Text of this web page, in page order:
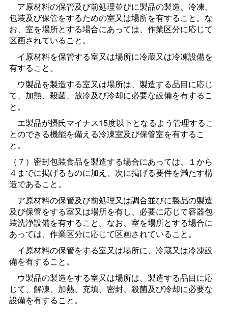
ア原材料の保管及び前処理並びに製品の製造、冷凍、
包装及び保管をするための室又は場所を有すること。な
お、室を場所とする場合にあっては、作業区分に応じて
区画されていること。
イ原材料を保管する室又は場所に冷蔵又は冷凍設備を
有すること。
ウ製品を製造する室又は場所は、製造する品目に応じ
て、加熱、殺菌、放冷及び冷却に必要な設備を有するこ
と。
エ製品が摂氏マイナス15度以下となるよう管理するこ
とのできる機能を備える冷凍室及び保管室を有するこ
と。
（７）密封包装食品を製造する場合にあっては、１から
４までに掲げるものに加え、次に掲げる要件を満たす構
造であること。
ア原材料の保管及び前処理又は調合並びに製品の製造
及び保管をする室又は場所を有し、必要に応じて容器包
装洗浄設備を有すること。なお、室を場所とする場合に
あっては、作業区分に応じて区画されていること。
イ原材料の保管をする室又は場所に、冷蔵又は冷凍設
備を有すること。
ウ製品の製造をする室又は場所は、製造する品目に応
じて、解凍、加熱、充填、密封、殺菌及び冷却に必要な
設備を有すること。